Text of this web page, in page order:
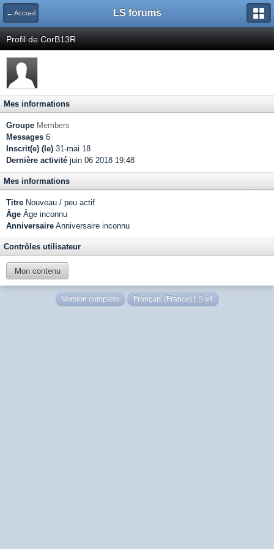
← Accueil LS forums
Profil de CorB13R
Mes informations
Groupe Members
Messages 6
Inscrit(e) (le) 31-mai 18
Dernière activité juin 06 2018 19:48
Mes informations
Titre Nouveau / peu actif
Âge Âge inconnu
Anniversaire Anniversaire inconnu
Contrôles utilisateur
Mon contenu
Version complète Français (France) LS v4